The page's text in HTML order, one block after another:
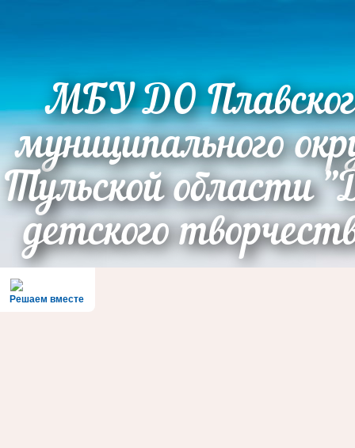
МБУ ДО
муниципального
Тульской области
детского
Решаем вместе